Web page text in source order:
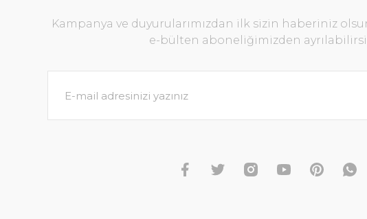
829,00 TL 599,00 TL
Kampanya ve duyurularımızdan ilk sizin haberiniz
e-bülten aboneliğimizden